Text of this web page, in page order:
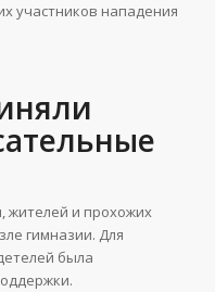
участников нападения
жителей и прохожих
гимназии. Для
была